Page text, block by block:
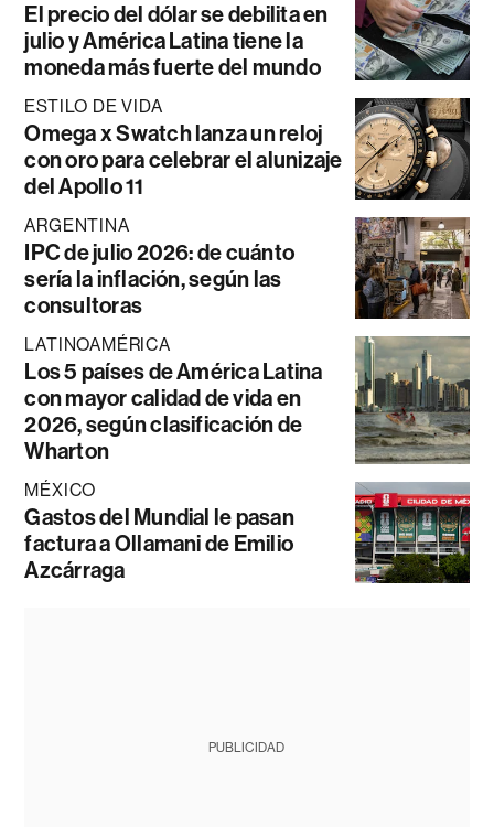
El precio del dólar se debilita en
julio y América Latina tiene la
moneda más fuerte del mundo
ESTILO DE VIDA
Omega x Swatch lanza un reloj
con oro para celebrar el alunizaje
del Apollo 11
ARGENTINA
IPC de julio 2026: de cuánto
sería la inflación, según las
consultoras
LATINOAMÉRICA
Los 5 países de América Latina
con mayor calidad de vida en
2026, según clasificación de
Wharton
MÉXICO
Gastos del Mundial le pasan
factura a Ollamani de Emilio
Azcárraga
PUBLICIDAD